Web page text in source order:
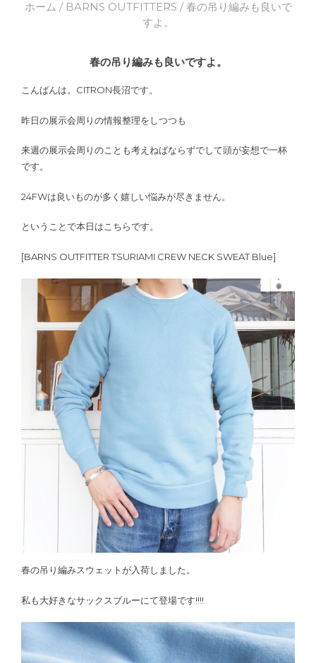
ホーム / BARNS OUTFITTERS / 春の吊り編みも良いで
すよ。
春の吊り編みも良いですよ。
こんばんは。CITRON長沼です。
昨日の展示会周りの情報整理をしつつも
来週の展示会周りのことも考えねばならずでして頭が妄想で一杯
です。
24FWは良いものが多く嬉しい悩みが尽きません。
ということで本日はこちらです。
[BARNS OUTFITTER TSURIAMI CREW NECK SWEAT Blue]
春の吊り編みスウェットが入荷しました。
私も大好きなサックスブルーにて登場です!!!!